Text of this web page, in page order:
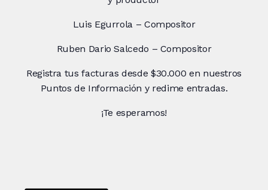
Luis Egurrola – Compositor
Ruben Dario Salcedo – Compositor
Registra tus facturas desde $30.000 en nuestros
Puntos de Información y redime entradas.
¡Te esperamos!